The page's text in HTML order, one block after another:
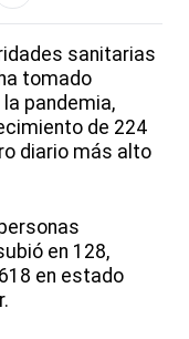
sanitarias
tomado
pandemia,
de 224
diario más alto
en 128,
en estado